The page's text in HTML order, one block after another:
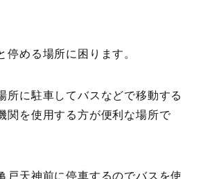
停める場所に困ります。
所に駐車してバスなどで移動する
関を使用する方が便利な場所で
戸天神前に停車するのでバスを使